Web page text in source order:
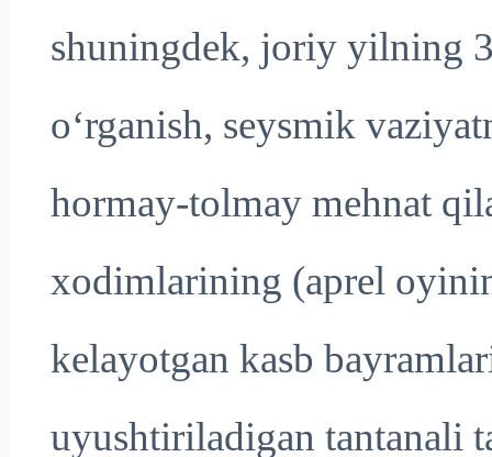
shuningdek, joriy yilning
o‘rganish, seysmik
hormay-tolmay mehnat
xodimlarining (aprel
kelayotgan kasb
uyushtiriladigan tantanali